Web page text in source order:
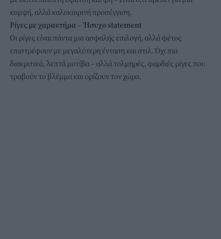
κομψή, αλλά καλοκαιρινή προσέγγιση.
Ρίγες με χαρακτήρα – Ήσυχο statement
Οι ρίγες είναι πάντα μια ασφαλής επιλογή, αλλά φέτος
επιστρέφουν με μεγαλύτερη ένταση και στιλ. Όχι πια
διακριτικά, λεπτά μοτίβα – αλλά τολμηρές, φαρδιές ρίγες που
τραβούν το βλέμμα και ορίζουν τον χώρο.